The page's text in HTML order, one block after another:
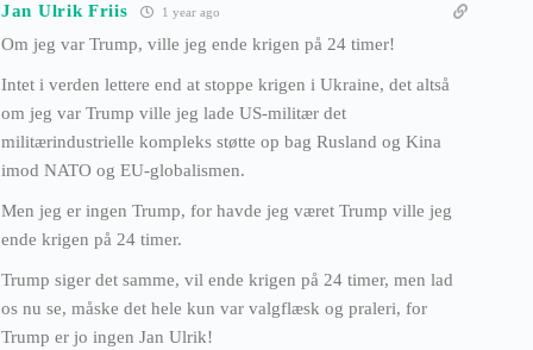
Jan Ulrik Friis 1 year ago
Om jeg var Trump, ville jeg ende krigen på 24 timer!
Intet i verden lettere end at stoppe krigen i Ukraine, det altså
om jeg var Trump ville jeg lade US-militær det
militærindustrielle kompleks støtte op bag Rusland og Kina
imod NATO og EU-globalismen.
Men jeg er ingen Trump, for havde jeg været Trump ville jeg
ende krigen på 24 timer.
Trump siger det samme, vil ende krigen på 24 timer, men lad
os nu se, måske det hele kun var valgflæsk og praleri, for
Trump er jo ingen Jan Ulrik!